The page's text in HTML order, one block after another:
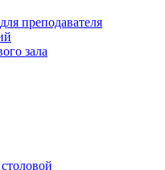
преподавателя
зала